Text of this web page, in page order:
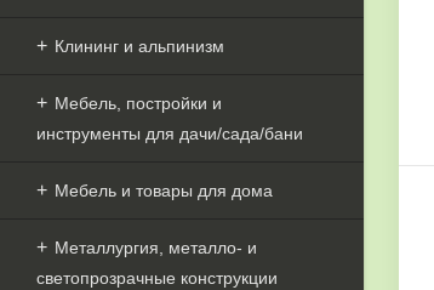
Клининг и альпинизм
Мебель, постройки и
инструменты для дачи/сада/бани
Мебель и товары для дома
Металлургия, металло- и
светопрозрачные конструкции